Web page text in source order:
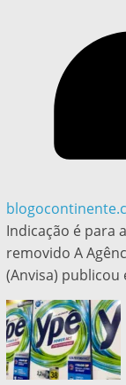
Indicação é para
removido A
(Anvisa) publicou